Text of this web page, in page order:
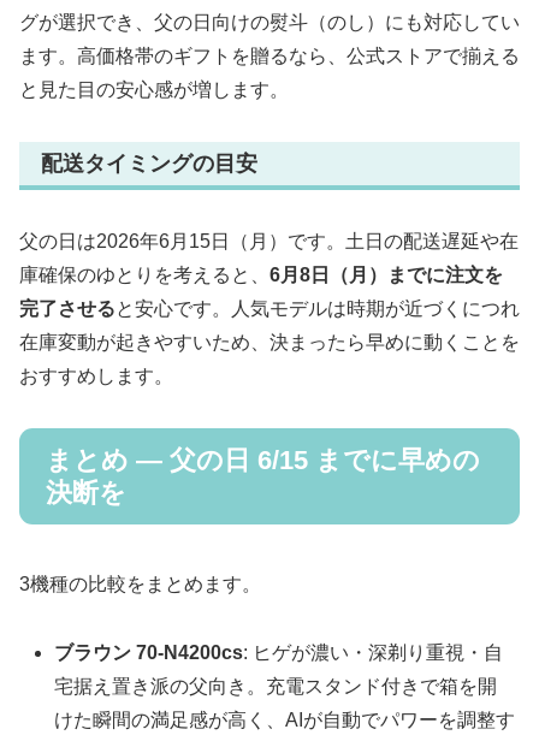
グが選択でき、父の日向けの熨斗（のし）にも対応してい
ます。高価格帯のギフトを贈るなら、公式ストアで揃える
と見た目の安心感が増します。
配送タイミングの目安
父の日は2026年6月15日（月）です。土日の配送遅延や在
庫確保のゆとりを考えると、 6月8日（月）までに注文を
完了させると安心です。人気モデルは時期が近づくにつれ
在庫変動が起きやすいため、決まったら早めに動くことを
おすすめします。
まとめ ― 父の日 6/15 までに早めの
決断を
3機種の比較をまとめます。
ブラウン 70-N4200cs: ヒゲが濃い・深剃り重視・自
宅据え置き派の父向き。充電スタンド付きで箱を開
けた瞬間の満足感が高く、AIが自動でパワーを調整す